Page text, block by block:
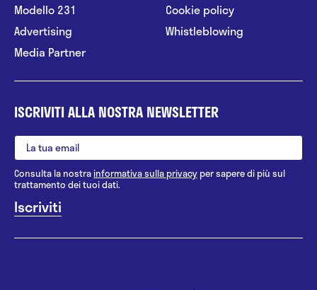
Modello 231
Advertising
Media Partner
Cookie policy
Whistleblowing
ISCRIVITI ALLA NOSTRA NEWSLETTER
Consulta la nostrainformativa sulla privacy per sapere di più sul
trattamento dei tuoi dati.